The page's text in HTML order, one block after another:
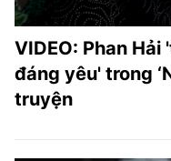
VIDEO: Phan
đáng yêu' trong
truyện